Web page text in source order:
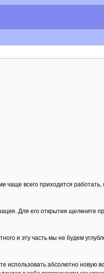
чаще всего приходится
Для его открытия щелкните
и эту часть мы не будем
использовать абсолютно новую